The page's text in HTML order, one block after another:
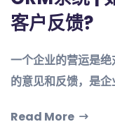
客户反馈?
一个企业的营运是
的意见和反馈，是
Read More